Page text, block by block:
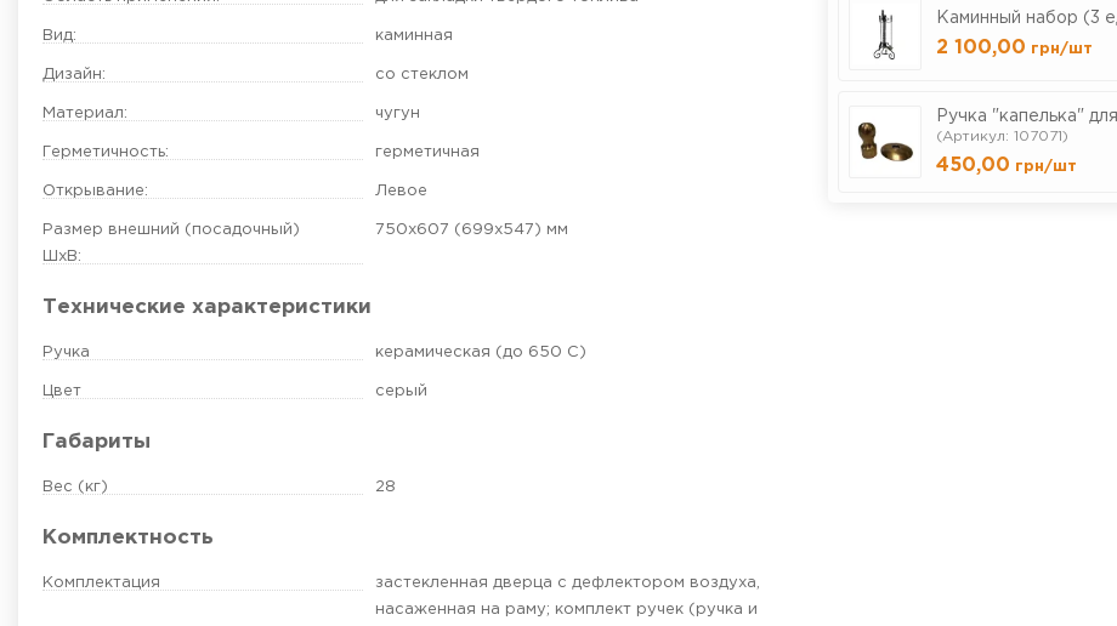
Вид: каминная
Дизайн: со стеклом
Материал: чугун
Герметичность: герметичная
Открывание: Левое
Размер внешний (посадочный)
ШхВ:
750х607 (699х547) мм
Технические характеристики
Ручка керамическая (до 650 С)
Цвет серый
Габариты
Вес (кг) 28
Комплектность
Комплектация
застекленная дверца с дефлектором воздуха,
насаженная на раму; комплект ручек (ручка и
Каминный набор (3
2 100,00 грн/шт
Ручка "капелька"
(Артикул: 107071)
450,00 грн/шт